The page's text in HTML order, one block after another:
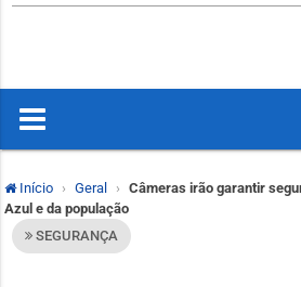
Início Geral
Câmeras irão garantir
Azul e da população
SEGURANÇA